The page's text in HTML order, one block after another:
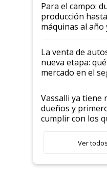
Para el campo:
producción
máquinas al año
especialistas de
automotriz para
La venta de
nueva etapa:
mercado en el
semestre
Vassalli ya tiene
dueños y
cumplir con los
recibieron:
del rescate de
Ver